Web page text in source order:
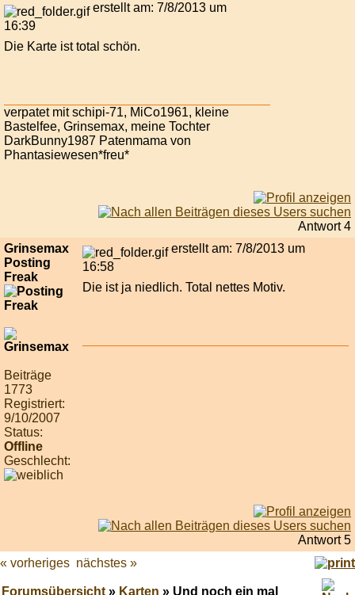
erstellt am: 7/8/2013 um
16:39
Die Karte ist total schön.
verpatet mit schipi-71, MiCo1961, kleine
Bastelfee, Grinsemax, meine Tochter
DarkBunny1987 Patenmama von
Phantasiewesen*freu*
Antwort 4
Grinsemax
Posting
Freak
Beiträge
1773
Registriert:
9/10/2007
Status:
Offline
Geschlecht:
erstellt am: 7/8/2013 um
16:58
Die ist ja niedlich. Total nettes Motiv.
Antwort 5
« vorheriges nächstes »
Forumsübersicht» Karten » Und noch ein mal